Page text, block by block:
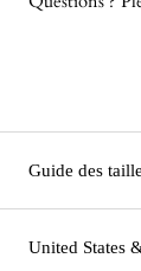
Guide des
United States